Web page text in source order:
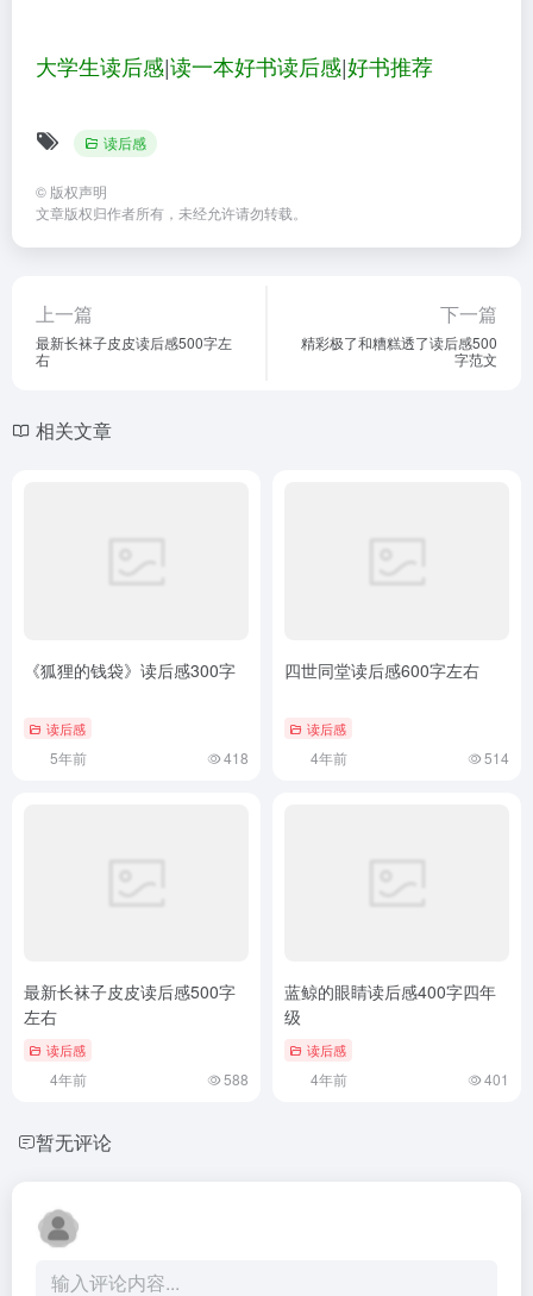
大学生读后感|读一本好书读后感|好书推荐
读后感
© 版权声明
文章版权归作者所有，未经允许请勿转载。
上一篇
最新长袜子皮皮读后感500字左
右
下一篇
精彩极了和糟糕透了读后感500
字范文
相关文章
《狐狸的钱袋》读后感300字
读后感
5年前 418
四世同堂读后感600字左右
读后感
4年前 514
最新长袜子皮皮读后感500字
左右
读后感
4年前 588
蓝鲸的眼睛读后感400字四年
级
读后感
4年前 401
暂无评论